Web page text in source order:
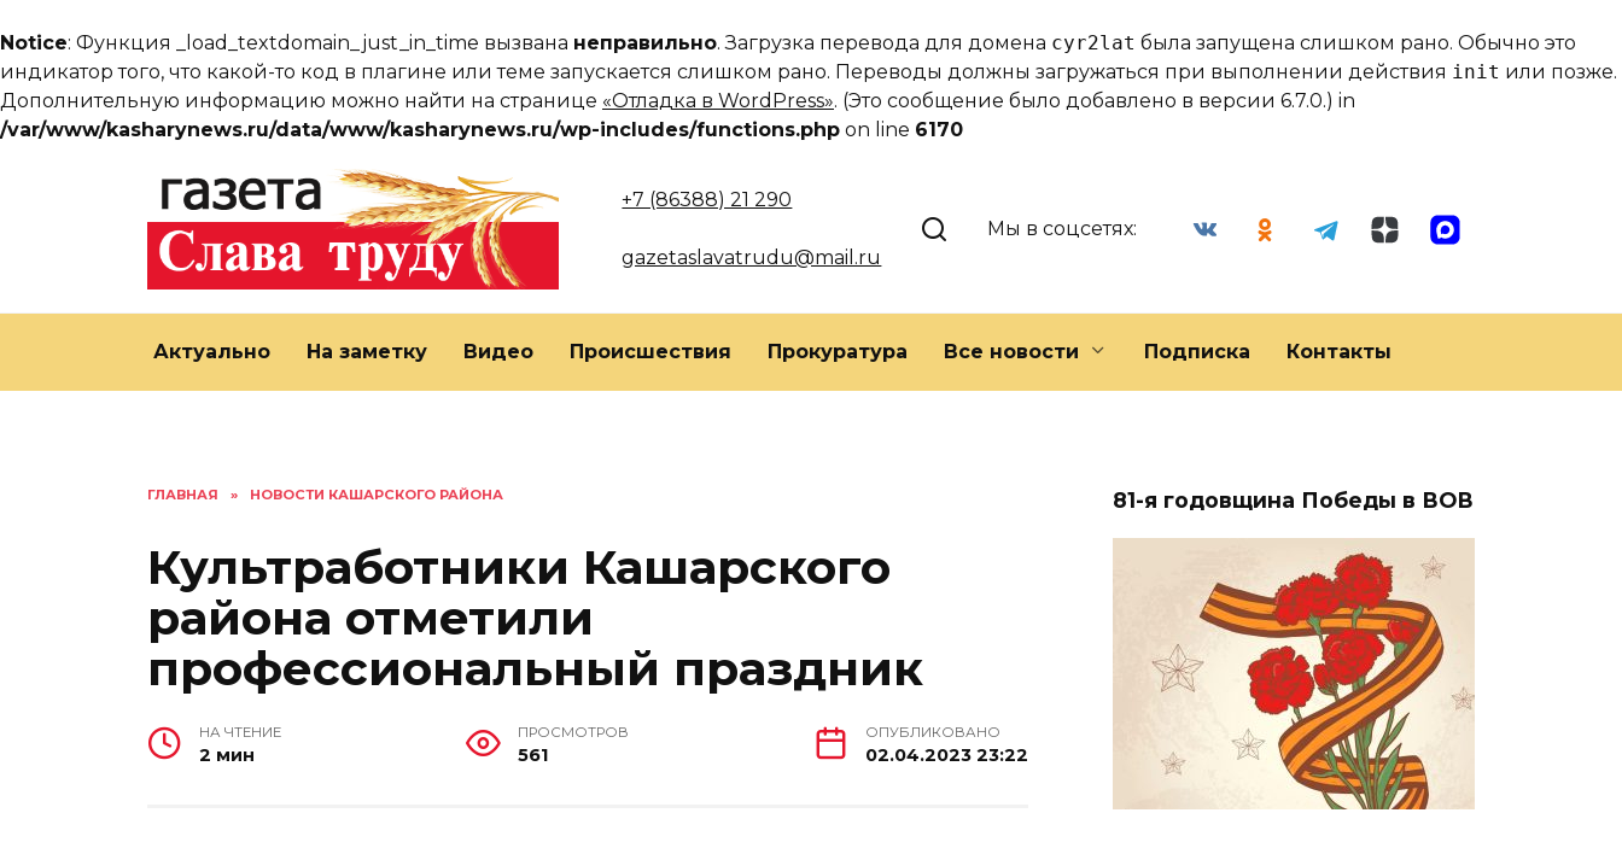
Notice: Функция _load_textdomain_just_in_time вызвана неправильно. Загрузка перевода для домена cyr2lat была запущена слишком рано. Обычно это
индикатор того, что какой-то код в плагине или теме запускается слишком рано. Переводы должны загружаться при выполнении действия init или позже.
Дополнительную информацию можно найти на странице «Отладка в WordPress». (Это сообщение было добавлено в версии 6.7.0.) in
/var/www/kasharynews.ru/data/www/kasharynews.ru/wp-includes/functions.php on line 6170
+7 (86388) 21 290
gazetaslavatrudu@mail.ru
Мы в соцсетях:
Актуально На заметку Видео Происшествия Прокуратура Все новости Подписка Контакты
ГЛАВНАЯ » НОВОСТИ КАШАРСКОГО РАЙОНА
Культработники Кашарского
района отметили
профессиональный праздник
НА ЧТЕНИЕ
2 мин
ПРОСМОТРОВ
561
ОПУБЛИКОВАНО
02.04.2023 23:22
81-я годовщина Победы в ВОВ